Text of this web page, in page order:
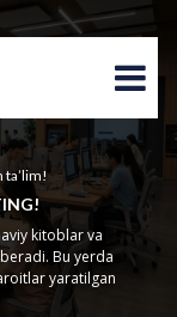
ta’lim!
kitoblar va
Bu yerda
yaratilgan